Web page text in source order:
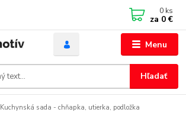
Menu
Hľadať
0 ks
za 0 €
Kuchynská sada - chňapka, utierka, podložka